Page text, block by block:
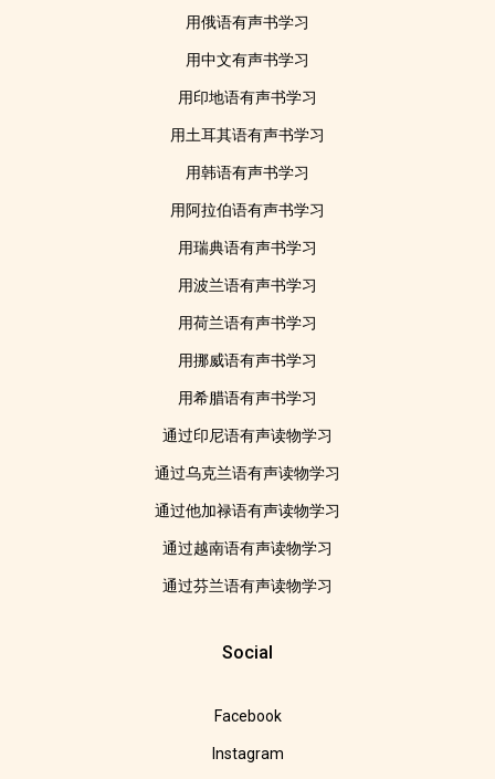
用俄语有声书学习
用中文有声书学习
用印地语有声书学习
用土耳其语有声书学习
用韩语有声书学习
用阿拉伯语有声书学习
用瑞典语有声书学习
用波兰语有声书学习
用荷兰语有声书学习
用挪威语有声书学习
用希腊语有声书学习
通过印尼语有声读物学习
通过乌克兰语有声读物学习
通过他加禄语有声读物学习
通过越南语有声读物学习
通过芬兰语有声读物学习
Social
Facebook
Instagram